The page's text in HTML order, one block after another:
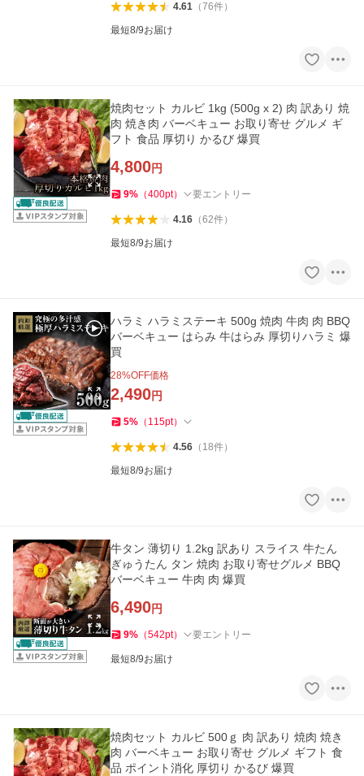
4.61（76件）
最短8/9お届け
焼肉セット カルビ 1kg (500g x 2) 肉 訳あり 焼
肉 焼き肉 バーベキュー お取り寄せ グルメ ギ
フト 食品 厚切り かるび 爆買
4,800円
9% （400pt） 要エントリー
4.16（62件）
最短8/9お届け
ハラミ ハラミステーキ 500g 焼肉 牛肉 肉 BBQ
バーベキュー はらみ 牛はらみ 厚切りハラミ 爆
買
28%OFF価格
2,490円
5% （ 115pt）
4.56（ 18件）
最短8/9お届け
牛タン 薄切り 1.2kg 訳あり スライス 牛たん
ぎゅうたん タン 焼肉 お取り寄せグルメ BBQ
バーベキュー 牛肉 肉 爆買
6,490円
9% （542pt） 要エントリー
最短8/9お届け
焼肉セット カルビ 500ｇ 肉 訳あり 焼肉 焼き
肉 バーベキュー お取り寄せ グルメ ギフト 食
品 ポイント消化 厚切り かるび 爆買